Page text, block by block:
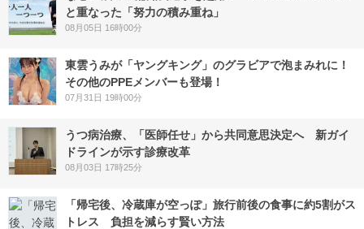
と重なった「努力の積み重ね」
08月05日 16時00分
東雲うみが「ヤングキング」のグラビアで泡まみれに！
その他のPPEメンバーも登場！
07月31日 19時00分
うつ病治療、「医師任せ」から共同意思決定へ 新ガイ
ドラインが示す診療改革
08月03日 17時25分
「帰宅後、冷蔵庫が空っぽ」旅行前後の食事に約5割がス
トレス 負担を減らす賢い方法